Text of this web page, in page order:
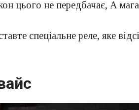
цього не передбачає, А
спеціальне реле, яке